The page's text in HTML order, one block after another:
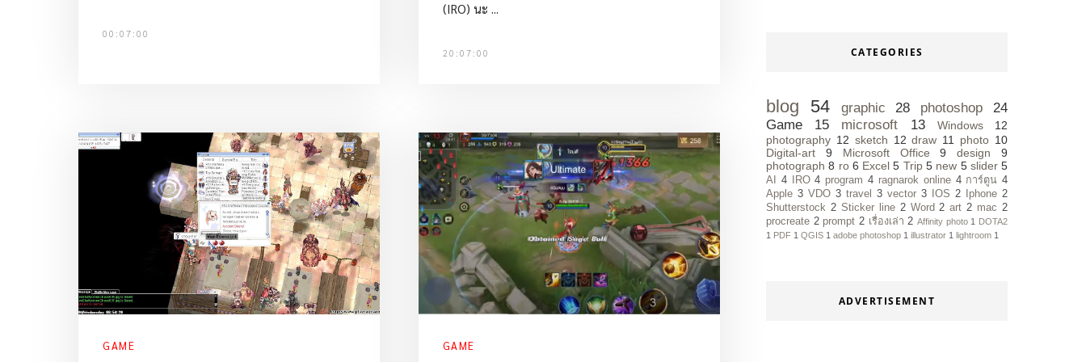
00:07:00
(IRO) นะ ...
20:07:00
GAME GAME
CATEGORIES
blog 54 graphic 28 photoshop
24
Game
15 microsoft 13 Windows
12
photography 12 sketch 12 draw 11 photo 10
Digital-art
9 Microsoft Office 9 design
9
photograph 8 ro 6 Excel 5 Trip 5 new 5 slider 5
AI 4 IRO 4 program 4 ragnarok online 4 การ์ตูน 4
Apple 3 VDO 3 travel 3 vector 3 IOS 2 Iphone 2
Shutterstock 2 Sticker line 2 Word 2 art 2 mac 2
procreate 2 prompt 2 เรื่องเล่า 2 Affinity photo 1 DOTA2
1 PDF 1 QGIS 1 adobe photoshop 1 illustrator 1 lightroom 1
ADVERTISEMENT